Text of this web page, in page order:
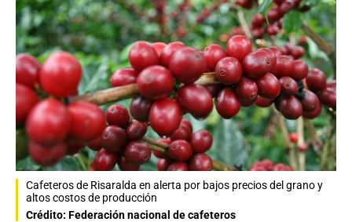
Cafeteros de Risaralda en alerta por bajos precios del grano y
altos costos de producción
Crédito: Federación nacional de cafeteros